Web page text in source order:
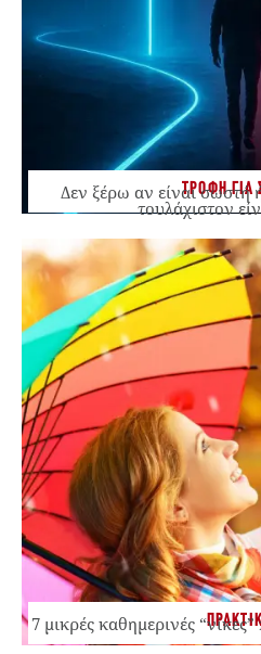
ΤΡΟΦΗ ΓΙΑ
Δεν ξέρω αν είναι σωστή
τουλάχιστον
7 μικρές καθημερινές